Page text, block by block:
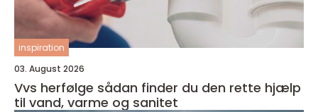
inspiration
03. August 2026
Vvs herfølge sådan finder du den rette hjælp
til vand, varme og sanitet